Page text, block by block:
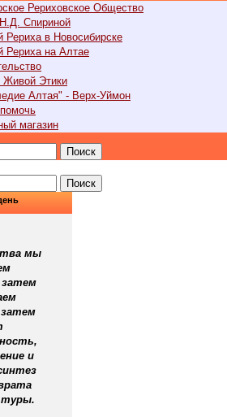
Рериховское Общество
Спириной
Рериха в Новосибирске
Рериха на Алтае
Живой Этики
Алтая" - Верх-Уймон
магазин
Поиск
Поиск
мы
затем
затем
и